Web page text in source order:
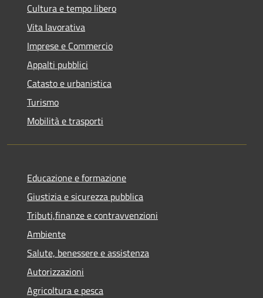
Cultura e tempo libero
Vita lavorativa
Imprese e Commercio
Appalti pubblici
Catasto e urbanistica
Turismo
Mobilità e trasporti
Educazione e formazione
Giustizia e sicurezza pubblica
Tributi,finanze e contravvenzioni
Ambiente
Salute, benessere e assistenza
Autorizzazioni
Agricoltura e pesca